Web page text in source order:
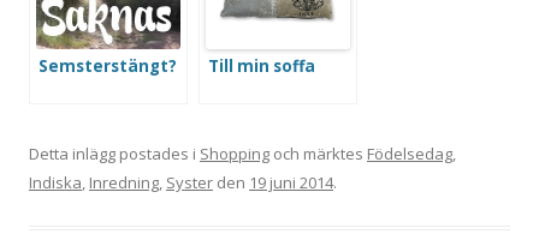
Semsterstängt? Till min soffa
Detta inlägg postades i Shopping och märktes Födelsedag,
Indiska, Inredning, Syster den 19 juni 2014.